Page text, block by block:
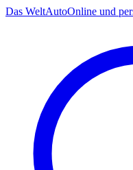
Das WeltAutoOnline und